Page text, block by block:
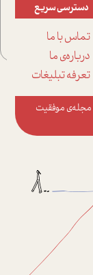
دسترسی سریع
تماس با ما
درباره‌ی ما
تعرفه تبلیغات
مجله‌ی موفقیت